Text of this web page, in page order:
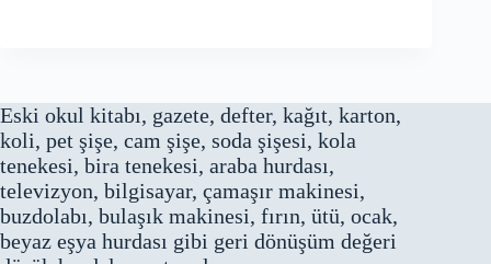
Eski okul kitabı, gazete, defter, kağıt, karton,
koli, pet şişe, cam şişe, soda şişesi, kola
tenekesi, bira tenekesi, araba hurdası,
televizyon, bilgisayar, çamaşır makinesi,
buzdolabı, bulaşık makinesi, fırın, ütü, ocak,
beyaz eşya hurdası gibi geri dönüşüm değeri